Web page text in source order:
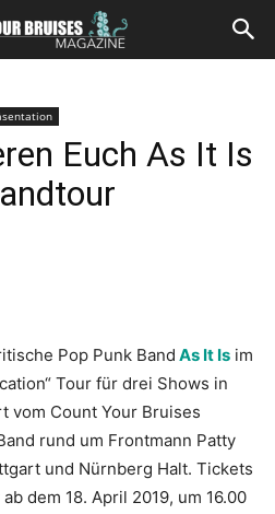
Euch As It Is
Pop Punk Band As It Is im
Tour für drei Shows in
vom Count Your Bruises
rund um Frontmann Patty
und Nürnberg Halt. Tickets
dem 18. April 2019, um 16.00